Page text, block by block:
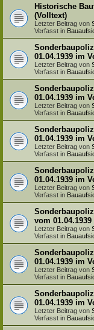
Historische
(Volltext)
Letzter Beitrag von
Verfasst in
01.04.1939 im
Letzter Beitrag von
Verfasst in
01.04.1939 im
Letzter Beitrag von
Verfasst in
01.04.1939 im
Letzter Beitrag von
Verfasst in
01.04.1939 im
Letzter Beitrag von
Verfasst in
vom 01.04.1939
Letzter Beitrag von
Verfasst in
01.04.1939 im
Letzter Beitrag von
Verfasst in
01.04.1939 im
Letzter Beitrag von
Verfasst in